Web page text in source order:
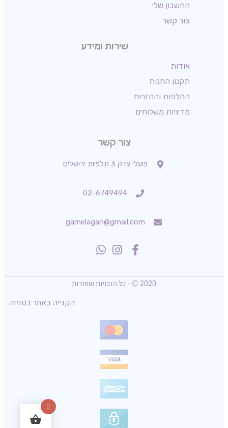
החשבון שלי
צור קשר
שירות ומידע
אודות
תקנון החנות
החלפות והחזרות
מדיניות משלוחים
צור קשר
פועלי צדק 3 תלפיות ירושלים
02-6749494
gamelagan@gmail.com
Ⓒ 2020 - כל הזכויות שמורות
הקנייה באתר בטוחה
0